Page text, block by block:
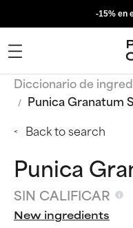
-15% en
Diccionario de
Punica Granatum
Back to search
Punica
SIN CALIFICAR
New ingredients